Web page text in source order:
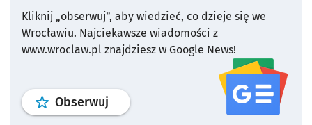
Kliknij „obserwuj”, aby wiedzieć, co dzieje się we
Wrocławiu. Najciekawsze wiadomości z
www.wroclaw.pl znajdziesz w Google News!
Obserwuj profil serwisu